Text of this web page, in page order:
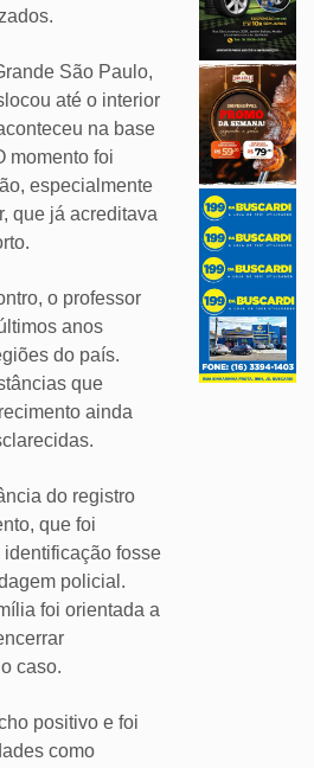
São Paulo,
até o interior
na base
momento foi
especialmente
que já acreditava
o professor
anos
do país.
que
ainda
do registro
que foi
fosse
policial.
foi orientada a
caso.
positivo e foi
como